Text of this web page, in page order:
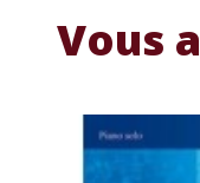
Vous